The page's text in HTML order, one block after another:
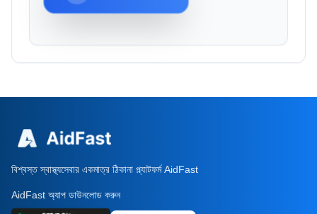
বিশ্বস্ত স্বাস্থ্যসেবার একমাত্র ঠিকানা প্ল্যাটফর্ম AidFast
AidFast অ্যাপ ডাউনলোড করুন